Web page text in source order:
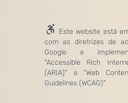
Este website está
com as diretrizes de
Google e
"Accessible Rich
(ARIA)" e "Web
Guidelines (WCAG)"